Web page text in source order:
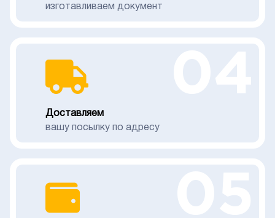
изготавливаем документ
Доставляем
вашу посылку по адресу